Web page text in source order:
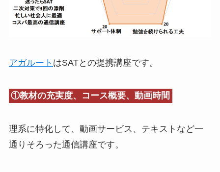
アガルート はSATとの提携講座です。
①教材の充実度、コース概要、動画時間
理系に特化して、動画サービス、テキストなど一
通りそろった通信講座です。